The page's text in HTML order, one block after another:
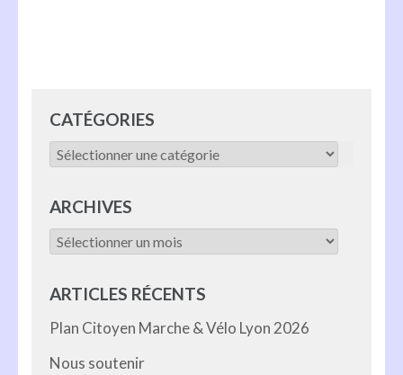
CATÉGORIES
Catégories
ARCHIVES
Archives
ARTICLES RÉCENTS
Plan Citoyen Marche & Vélo Lyon 2026
Nous soutenir